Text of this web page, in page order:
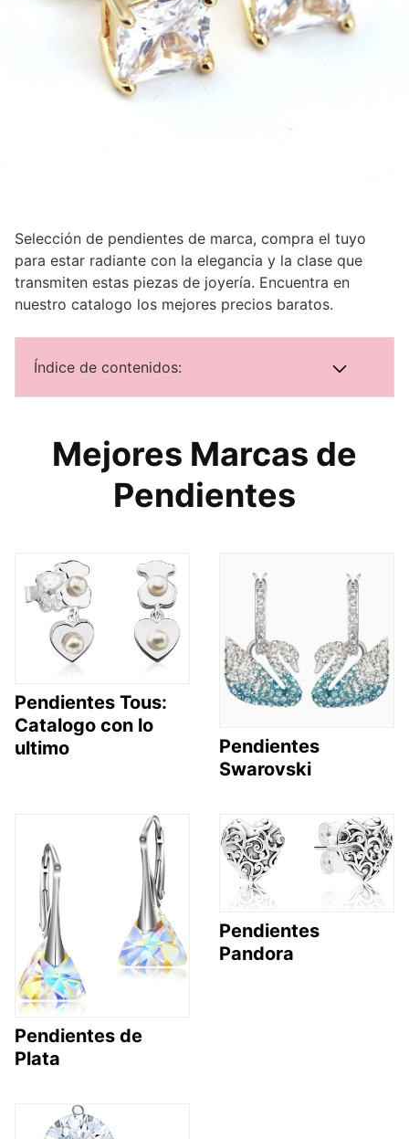
Selección de pendientes de marca, compra el tuyo
para estar radiante con la elegancia y la clase que
transmiten estas piezas de joyería. Encuentra en
nuestro catalogo los mejores precios baratos.
Índice de contenidos:
Mejores Marcas de
Pendientes
Pendientes Tous:
Catalogo con lo
ultimo
Pendientes
Swarovski
Pendientes de
Plata
Pendientes
Pandora